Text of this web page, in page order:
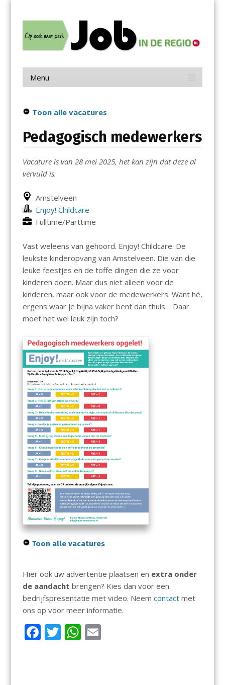
contentJob in de Regio
Menu
Toon alle vacatures
Pedagogisch medewerkers
Vacature is van 28 mei 2025, het kan zijn dat deze al
vervuld is.
Amstelveen
Enjoy! Childcare
Fulltime/Parttime
Vast weleens van gehoord. Enjoy! Childcare. De
leukste kinderopvang van Amstelveen. Die van die
leuke feestjes en de toffe dingen die ze voor
kinderen doen. Maar dus niet alleen voor de
kinderen, maar ook voor de medewerkers. Want hé,
ergens waar je bijna vaker bent dan thuis… Daar
moet het wel leuk zijn toch?
Toon alle vacatures
Hier ook uw advertentie plaatsen en extra onder
de aandacht brengen? Kies dan voor een
bedrijfspresentatie met video. Neem contactmet
ons op voor meer informatie.
F T W E